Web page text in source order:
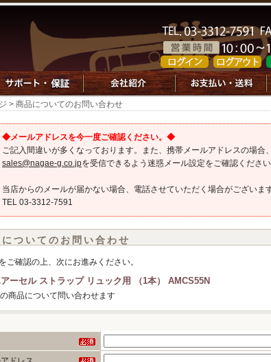
> 商品についてのお問い合わせ
◆メールアドレスを今一度ご確認ください。◆
ご記入間違いが多くなっております。また、携帯メールアドレスの場合、
sales@nagae-g.co.jpを受信できるよう迷惑メール設定をご確認ください
当店からのメールが届かない場合、電話させていただく場合がございます
TEL 03-3312-7591
ついてのお問い合わせ
ご確認の上、次にお進みください。
ーセル ストラップ リュック用 （1本） AMCS55N
商品について問い合わせます